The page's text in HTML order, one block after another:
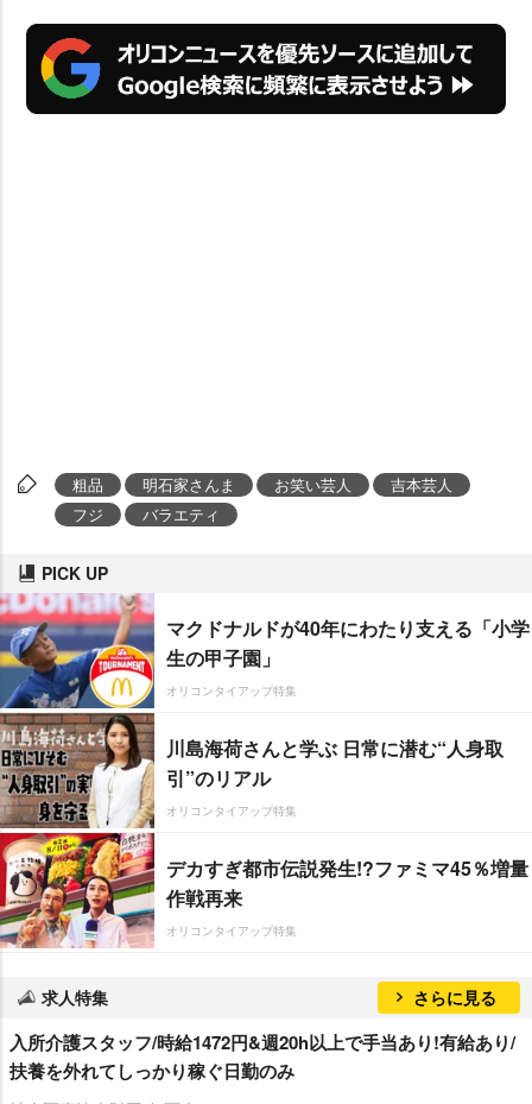
粗品 明石家さんま お笑い芸人
吉本芸人
フジ
バラエティ
PICK UP
マクドナルドが40年にわたり支える「小学
生の甲子園」
オリコンタイアップ特集
川島海荷さんと学ぶ 日常に潜む“人身取
引”のリアル
オリコンタイアップ特集
デカすぎ都市伝説発生!?ファミマ45％増量
作戦再来
オリコンタイアップ特集
求人特集 さらに見る
入所介護スタッフ/時給1472円&週20h以上で手当あり!有給あり/
扶養を外れてしっかり稼ぐ日勤のみ